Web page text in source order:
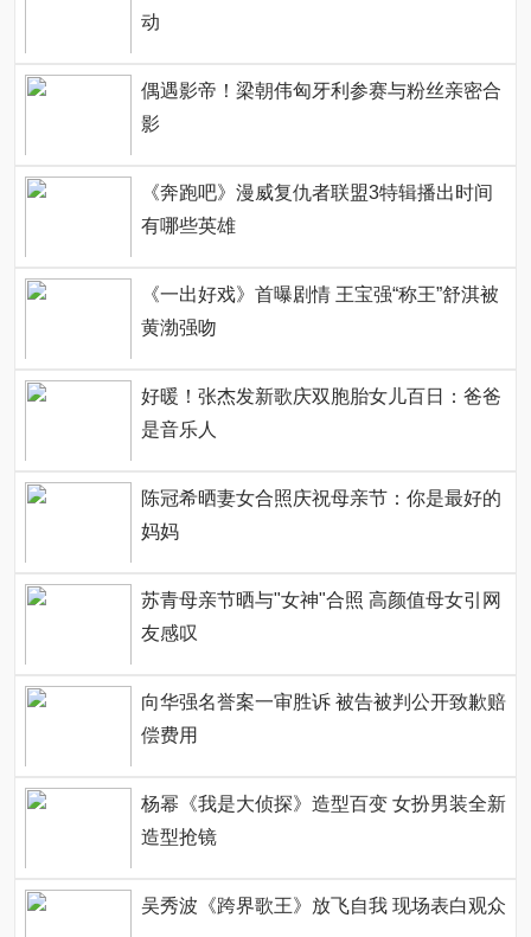
动
偶遇影帝！梁朝伟匈牙利参赛与粉丝亲密合
影
《奔跑吧》漫威复仇者联盟3特辑播出时间
有哪些英雄
《一出好戏》首曝剧情 王宝强“称王”舒淇被
黄渤强吻
好暖！张杰发新歌庆双胞胎女儿百日：爸爸
是音乐人
陈冠希晒妻女合照庆祝母亲节：你是最好的
妈妈
苏青母亲节晒与"女神"合照 高颜值母女引网
友感叹
向华强名誉案一审胜诉 被告被判公开致歉赔
偿费用
杨幂《我是大侦探》造型百变 女扮男装全新
造型抢镜
吴秀波《跨界歌王》放飞自我 现场表白观众